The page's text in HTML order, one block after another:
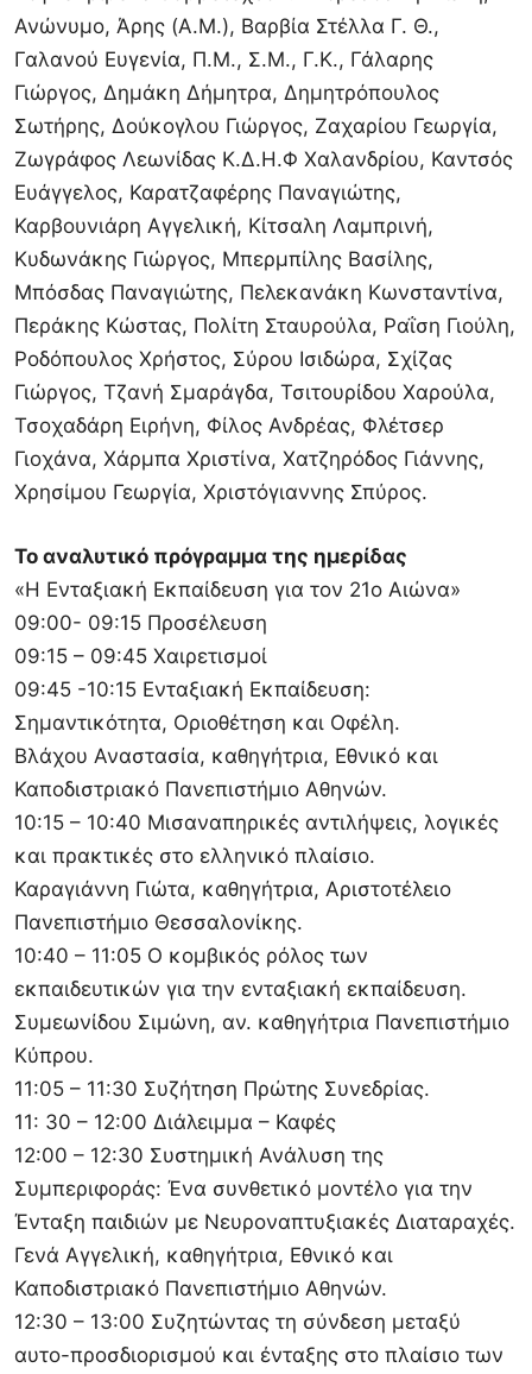
Ανώνυμο, Άρης (A.M.), Βαρβία Στέλλα Γ. Θ.,
Γαλανού Ευγενία, Π.Μ., Σ.Μ., Γ.Κ., Γάλαρης
Γιώργος, Δημάκη Δήμητρα, Δημητρόπουλος
Σωτήρης, Δούκογλου Γιώργος, Ζαχαρίου Γεωργία,
Ζωγράφος Λεωνίδας Κ.Δ.Η.Φ Χαλανδρίου, Καντσός
Ευάγγελος, Καρατζαφέρης Παναγιώτης,
Καρβουνιάρη Αγγελική, Κίτσαλη Λαμπρινή,
Κυδωνάκης Γιώργος, Μπερμπίλης Βασίλης,
Μπόσδας Παναγιώτης, Πελεκανάκη Κωνσταντίνα,
Περάκης Κώστας, Πολίτη Σταυρούλα, Ραΐση Γιούλη,
Ροδόπουλος Χρήστος, Σύρου Ισιδώρα, Σχίζας
Γιώργος, Τζανή Σμαράγδα, Τσιτουρίδου Χαρούλα,
Τσοχαδάρη Ειρήνη, Φίλος Ανδρέας, Φλέτσερ
Γιοχάνα, Χάρμπα Χριστίνα, Χατζηρόδος Γιάννης,
Χρησίμου Γεωργία, Χριστόγιαννης Σπύρος.
Το αναλυτικό πρόγραμμα της ημερίδας
«Η Ενταξιακή Εκπαίδευση για τον 21ο Αιώνα»
09:00- 09:15 Προσέλευση
09:15 – 09:45 Χαιρετισμοί
09:45 -10:15 Ενταξιακή Εκπαίδευση:
Σημαντικότητα, Οριοθέτηση και Οφέλη.
Βλάχου Αναστασία, καθηγήτρια, Εθνικό και
Καποδιστριακό Πανεπιστήμιο Αθηνών.
10:15 – 10:40 Μισαναπηρικές αντιλήψεις, λογικές
και πρακτικές στο ελληνικό πλαίσιο.
Καραγιάννη Γιώτα, καθηγήτρια, Αριστοτέλειο
Πανεπιστήμιο Θεσσαλονίκης.
10:40 – 11:05 Ο κομβικός ρόλος των
εκπαιδευτικών για την ενταξιακή εκπαίδευση.
Συμεωνίδου Σιμώνη, αν. καθηγήτρια Πανεπιστήμιο
Κύπρου.
11:05 – 11:30 Συζήτηση Πρώτης Συνεδρίας.
11: 30 – 12:00 Διάλειμμα – Καφές
12:00 – 12:30 Συστημική Ανάλυση της
Συμπεριφοράς: Ένα συνθετικό μοντέλο για την
Ένταξη παιδιών με Νευροναπτυξιακές Διαταραχές.
Γενά Αγγελική, καθηγήτρια, Εθνικό και
Καποδιστριακό Πανεπιστήμιο Αθηνών.
12:30 – 13:00 Συζητώντας τη σύνδεση μεταξύ
αυτο-προσδιορισμού και ένταξης στο πλαίσιο των